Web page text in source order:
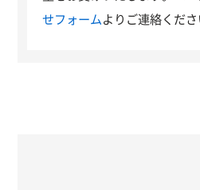
せフォーム よりご連絡くださ